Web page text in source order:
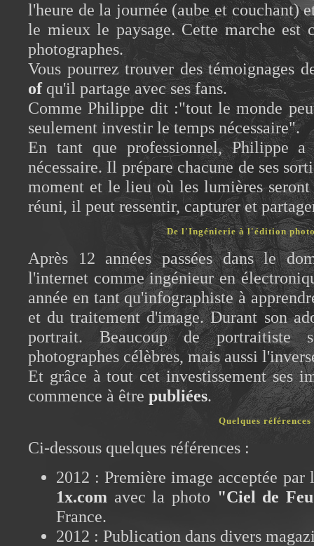
l'heure de la journée (aube et couchant)
le mieux le paysage. Cette marche est
photographes.
Vous pourrez trouver des témoignages
ofqu'il partage avec ses fans.
Comme Philippe dit :"tout le monde
seulement investir le temps nécessaire".
En tant que professionnel, Philippe
nécessaire. Il prépare chacune de ses
moment et le lieu où les lumières
réuni, il peut ressentir, capturer et
De l'Ingénierie à l'édition
Après 12 années passées dans le
l'internet comme ingénieur en
année en tant qu'infographiste à
et du traitement d'image. Durant son
portrait. Beaucoup de portraitiste
photographes célèbres, mais aussi
Et grâce à tout cet investissement ses
commence à être publiées.
Quelques références
Ci-dessous quelques références :
2012 : Première image acceptée
1x.com avec la photo "Ciel de
France.
2012 : Publication dans divers